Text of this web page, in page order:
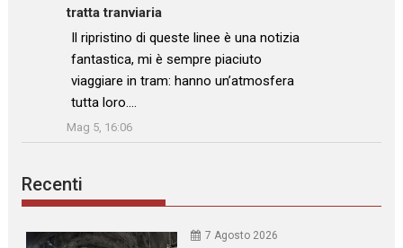
tratta tranviaria
: “
Il ripristino di queste linee è una notizia
fantastica, mi è sempre piaciuto
viaggiare in tram: hanno un’atmosfera
tutta loro.…
”
Mag 5, 16:06
Recenti
7 Agosto 2026